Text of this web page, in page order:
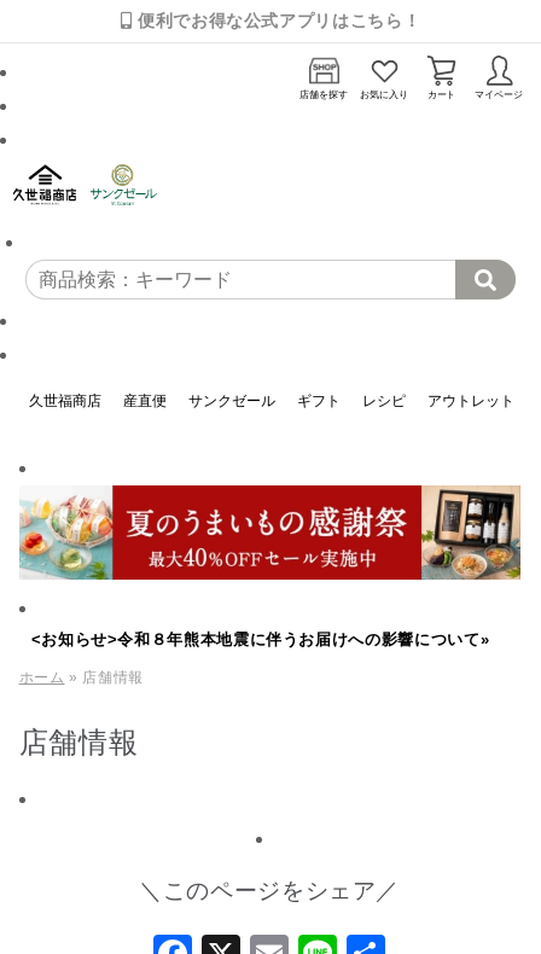
便利でお得な公式アプリはこちら！
店舗を探す お気に入り カート マイページ
久世福商店 産直便 サンクゼール ギフト レシピ アウトレット
<お知らせ>令和８年熊本地震に伴うお届けへの影響について»
ホーム » 店舗情報
店舗情報
＼このページをシェア／